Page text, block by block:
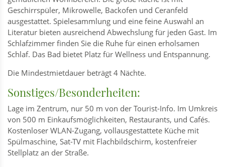
Geschirrspüler, Mikrowelle, Backofen und Ceranfeld
ausgestattet. Spielesammlung und eine feine Auswahl an
Literatur bieten ausreichend Abwechslung für jeden Gast. Im
Schlafzimmer finden Sie die Ruhe für einen erholsamen
Schlaf. Das Bad bietet Platz für Wellness und Entspannung.
Die Mindestmietdauer beträgt 4 Nächte.
Sonstiges/Besonderheiten:
Lage im Zentrum, nur 50 m von der Tourist-Info. Im Umkreis
von 500 m Einkaufsmöglichkeiten, Restaurants, und Cafés.
Kostenloser WLAN-Zugang, vollausgestattete Küche mit
Spülmaschine, Sat-TV mit Flachbildschirm, kostenfreier
Stellplatz an der Straße.